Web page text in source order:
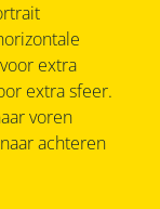
extra
extra sfeer.
voren
achteren